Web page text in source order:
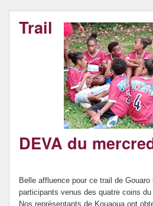
Les parcours éducatifs
Trail
DEVA du
Belle affluence pour ce trail de
participants venus des quatre coins du
Nos représentants de Kouaoua ont